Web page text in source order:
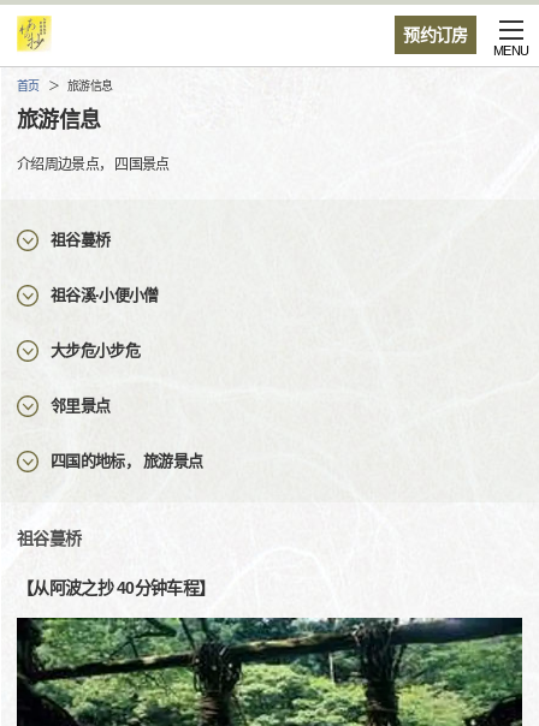
预约订房
MENU
首页 旅游信息
旅游信息
介绍周边景点， 四国景点
祖谷蔓桥
祖谷溪·小便小僧
大步危小步危
邻里景点
四国的地标， 旅游景点
祖谷蔓桥
【从阿波之抄 40分钟车程】